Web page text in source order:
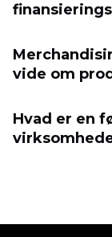
vide om
Hvad er en